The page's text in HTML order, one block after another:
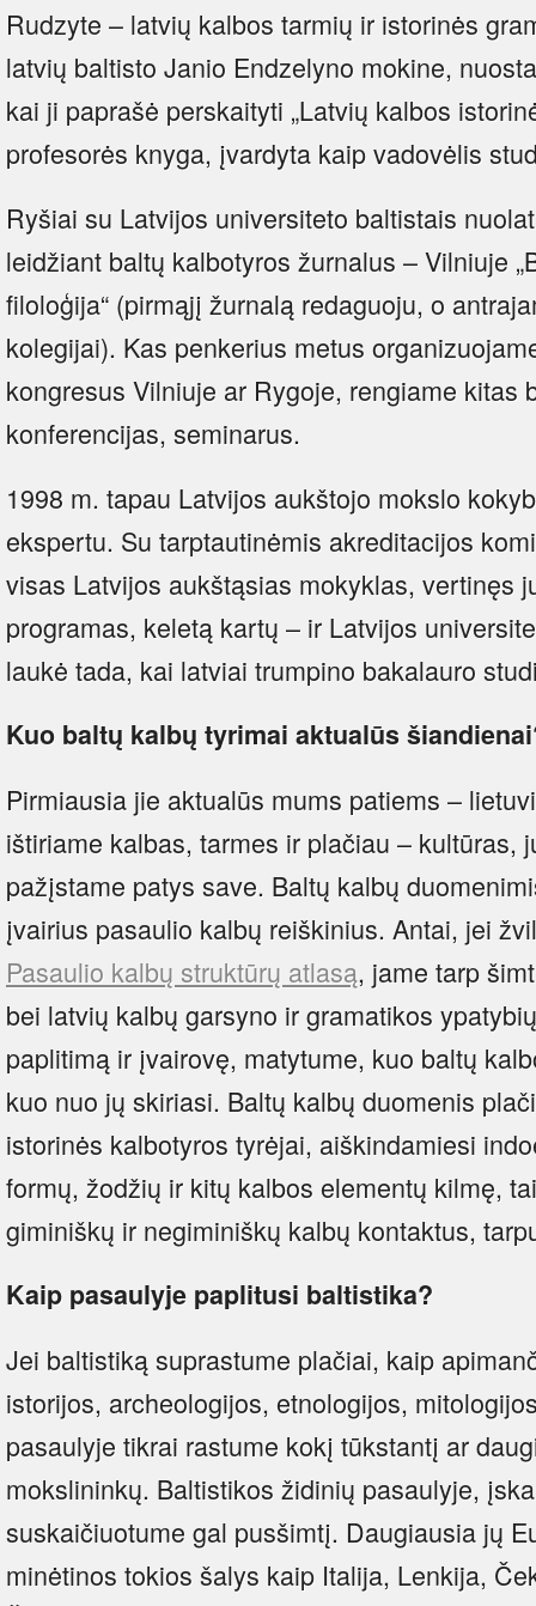
Rudzyte – latvių kalbos tarmių ir istorinės
latvių baltisto Janio Endzelyno mokine,
kai ji paprašė perskaityti „Latvių kalbos
profesorės knyga, įvardyta kaip vadovėlis
Ryšiai su Latvijos universiteto baltistais
leidžiant baltų kalbotyros žurnalus – Vilniuje
filoloģija“ (pirmąjį žurnalą redaguoju, o
kolegijai). Kas penkerius metus
kongresus Vilniuje ar Rygoje, rengiame kitas
konferencijas, seminarus.
1998 m. tapau Latvijos aukštojo mokslo
ekspertu. Su tarptautinėmis akreditacijos
visas Latvijos aukštąsias mokyklas, vertinęs
programas, keletą kartų – ir Latvijos
laukė tada, kai latviai trumpino bakalauro
Kuo baltų kalbų tyrimai aktualūs
Pirmiausia jie aktualūs mums patiems –
ištiriame kalbas, tarmes ir plačiau – kultūras,
pažįstame patys save. Baltų kalbų
įvairius pasaulio kalbų reiškinius. Antai, jei
Pasaulio kalbų struktūrų atlasą, jame tarp
bei latvių kalbų garsyno ir gramatikos
paplitimą ir įvairovę, matytume, kuo baltų
kuo nuo jų skiriasi. Baltų kalbų duomenis
istorinės kalbotyros tyrėjai, aiškindamiesi
formų, žodžių ir kitų kalbos elementų kilmę,
giminiškų ir negiminiškų kalbų kontaktus,
Kaip pasaulyje paplitusi baltistika?
Jei baltistiką suprastume plačiai, kaip
istorijos, archeologijos, etnologijos,
pasaulyje tikrai rastume kokį tūkstantį ar
mokslininkų. Baltistikos židinių pasaulyje,
suskaičiuotume gal pusšimtį. Daugiausia jų
minėtinos tokios šalys kaip Italija, Lenkija,